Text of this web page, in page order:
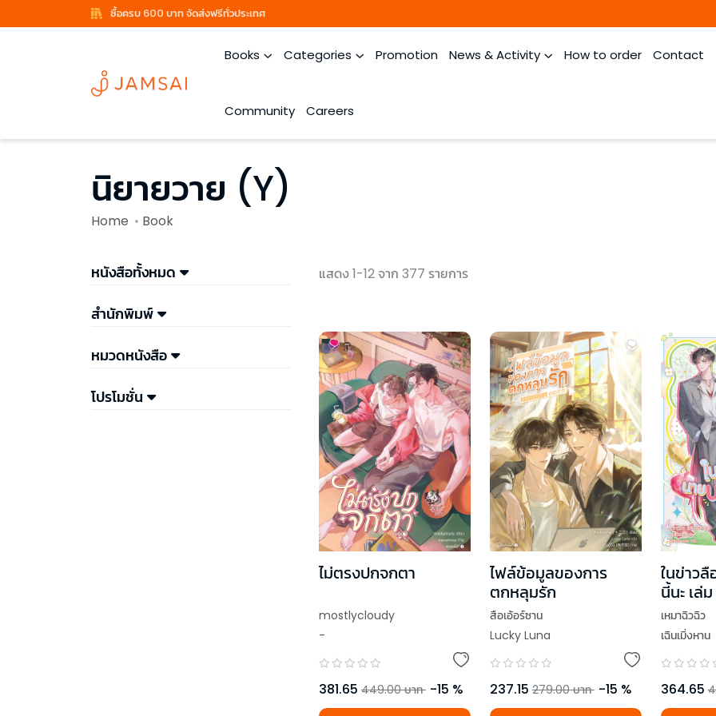
ซื้อครบ 600 บาท จัดส่งฟรีทั่วประเทศ
Books Categories Promotion News & Activity How to order Contact
Community Careers
นิยายวาย (Y)
Home Book
หนังสือทั้งหมด
สำนักพิมพ์
หมวดหนังสือ
โปรโมชั่น
แสดง 1-12 จาก 377 รายการ
ไม่ตรงปกจกตา
mostlycloudy
-
381.65 449.00 บาท -15 %
ไฟล์ข้อมูลของการ
ตกหลุมรัก
สือเอ้อร์ซาน
Lucky Luna
237.15 279.00 บาท -15 %
ในข่าว
นี้นะ เล่
เหมาฉิวฉิว
เฉินเมิ่งหาน
364.65